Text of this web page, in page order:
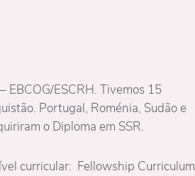
EBCOG/ESCRH. Tivemos 15
Portugal, Roménia, Sudão e
o Diploma em SSR.
curricular: Fellowship Curriculum